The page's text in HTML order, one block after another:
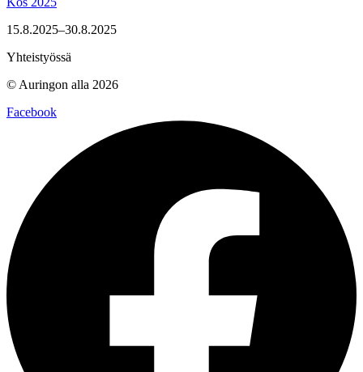
15.8.2025–30.8.2025
Yhteistyössä
© Auringon alla 2026
Facebook